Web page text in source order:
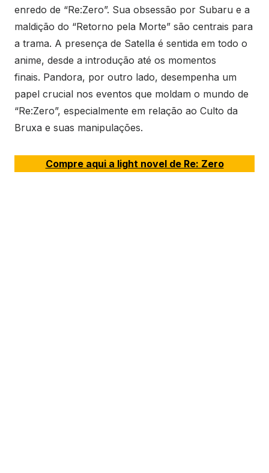
enredo de “Re:Zero”. Sua obsessão por Subaru e a
maldição do “Retorno pela Morte” são centrais para
a trama. A presença de Satella é sentida em todo o
anime, desde a introdução até os momentos
finais. Pandora, por outro lado, desempenha um
papel crucial nos eventos que moldam o mundo de
“Re:Zero”, especialmente em relação ao Culto da
Bruxa e suas manipulações.
Compre aqui a light novel de Re: Zero